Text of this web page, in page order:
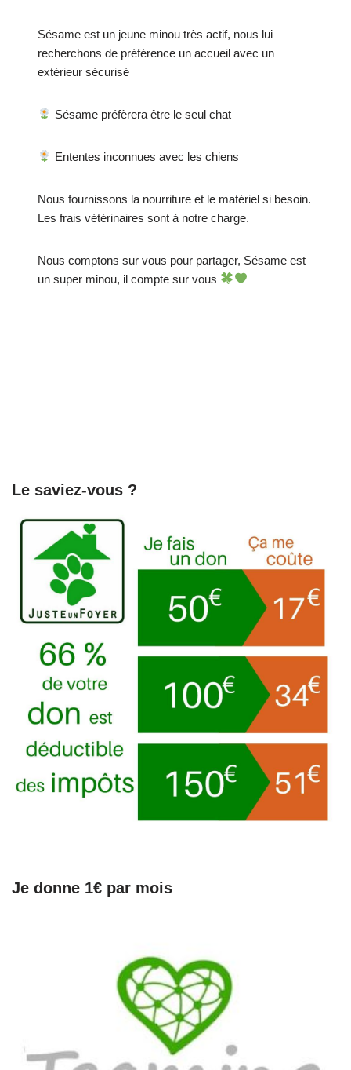
Sésame est un jeune minou très actif, nous lui
recherchons de préférence un accueil avec un
extérieur sécurisé
Sésame préfèrera être le seul chat
Ententes inconnues avec les chiens
Nous fournissons la nourriture et le matériel si besoin.
Les frais vétérinaires sont à notre charge.
Nous comptons sur vous pour partager, Sésame est
un super minou, il compte sur vous
Le saviez-vous ?
Je donne 1€ par mois